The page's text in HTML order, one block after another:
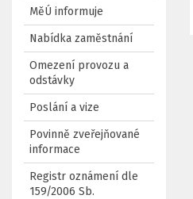
MěÚ informuje
Nabídka zaměstnání
Omezení provozu a
odstávky
Poslání a vize
Povinně zveřejňované
informace
Registr oznámení dle
159/2006 Sb.